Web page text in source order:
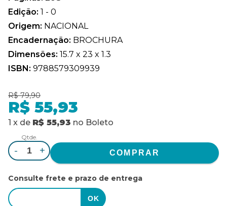
Edição: 1 - 0
Origem: NACIONAL
Encadernação: BROCHURA
Dimensões: 15.7 x 23 x 1.3
ISBN: 9788579309939
R$ 79,90
R$ 55,93
1 x de R$ 55,93 no Boleto
Qtde.
- +
Consulte frete e prazo de entrega